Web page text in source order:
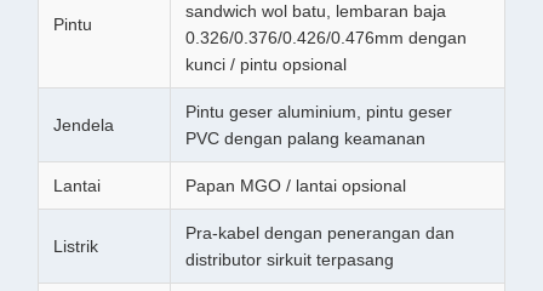
Pintu
sandwich wol batu, lembaran baja
0.326/0.376/0.426/0.476mm dengan
kunci / pintu opsional
Jendela
Pintu geser aluminium, pintu geser
PVC dengan palang keamanan
Lantai Papan MGO / lantai opsional
Listrik
Pra-kabel dengan penerangan dan
distributor sirkuit terpasang